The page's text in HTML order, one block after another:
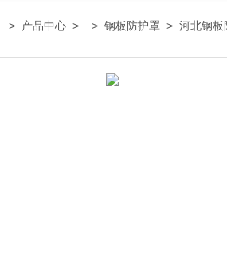
> 产品中心 > > 钢板防护罩 > 河北钢板